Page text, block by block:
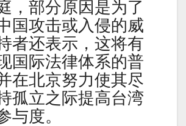
，部分原因是为了
国攻击或入侵的威
者还表示，这将有
国际法律体系的普
在北京努力使其尽
孤立之际提高台湾
与度。